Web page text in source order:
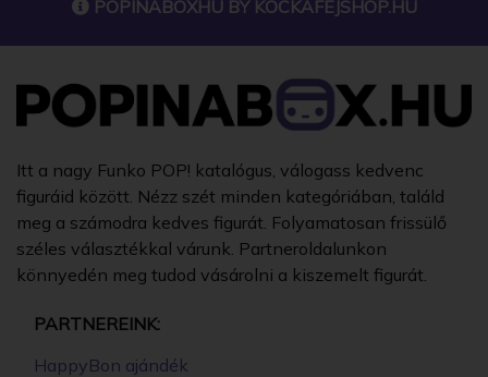
POPINABOXHU BY KOCKAFEJSHOP.HU
Itt a nagy Funko POP! katalógus, válogass kedvenc
figuráid között. Nézz szét minden kategóriában, találd
meg a számodra kedves figurát. Folyamatosan frissülő
széles választékkal várunk. Partneroldalunkon
könnyedén meg tudod vásárolni a kiszemelt figurát.
PARTNEREINK:
HappyBon ajándék